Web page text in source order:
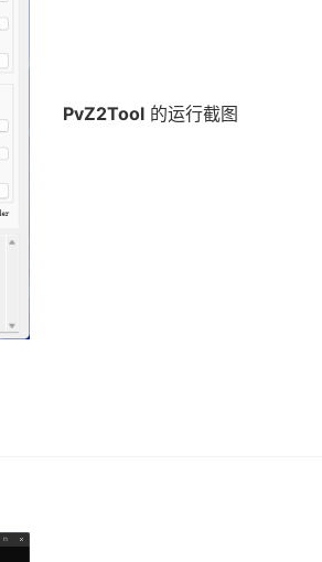
PvZ2Tool 的运行截图